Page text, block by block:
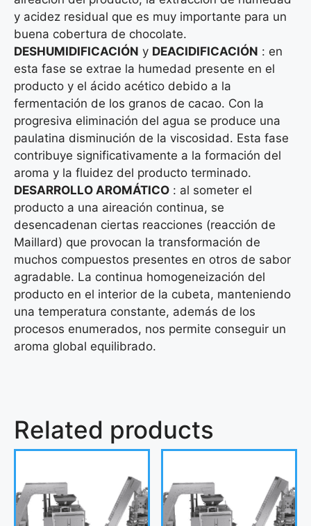
y acidez residual que es muy importante para un
buena cobertura de chocolate.
DESHUMIDIFICACIÓN y DEACIDIFICACIÓN : en
esta fase se extrae la humedad presente en el
producto y el ácido acético debido a la
fermentación de los granos de cacao. Con la
progresiva eliminación del agua se produce una
paulatina disminución de la viscosidad. Esta fase
contribuye significativamente a la formación del
aroma y la fluidez del producto terminado.
DESARROLLO AROMÁTICO : al someter el
producto a una aireación continua, se
desencadenan ciertas reacciones (reacción de
Maillard) que provocan la transformación de
muchos compuestos presentes en otros de sabor
agradable. La continua homogeneización del
producto en el interior de la cubeta, manteniendo
una temperatura constante, además de los
procesos enumerados, nos permite conseguir un
aroma global equilibrado.
Related products